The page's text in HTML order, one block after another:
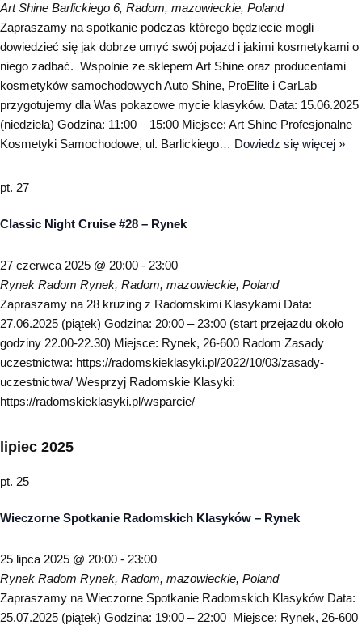
Art Shine Barlickiego 6, Radom, mazowieckie, Poland
Zapraszamy na spotkanie podczas którego będziecie mogli
dowiedzieć się jak dobrze umyć swój pojazd i jakimi kosmetykami o
niego zadbać. Wspolnie ze sklepem Art Shine oraz producentami
kosmetyków samochodowych Auto Shine, ProElite i CarLab
przygotujemy dla Was pokazowe mycie klasyków. Data: 15.06.2025
(niedziela) Godzina: 11:00 – 15:00 Miejsce: Art Shine Profesjonalne
Kosmetyki Samochodowe, ul. Barlickiego… Dowiedz się więcej »
pt. 27
Classic Night Cruise #28 – Rynek
27 czerwca 2025 @ 20:00 - 23:00
Rynek Radom Rynek, Radom, mazowieckie, Poland
Zapraszamy na 28 kruzing z Radomskimi Klasykami Data:
27.06.2025 (piątek) Godzina: 20:00 – 23:00 (start przejazdu około
godziny 22.00-22.30) Miejsce: Rynek, 26-600 Radom Zasady
uczestnictwa: https://radomskieklasyki.pl/2022/10/03/zasady-
uczestnictwa/ Wesprzyj Radomskie Klasyki:
https://radomskieklasyki.pl/wsparcie/
lipiec 2025
pt. 25
Wieczorne Spotkanie Radomskich Klasyków – Rynek
25 lipca 2025 @ 20:00 - 23:00
Rynek Radom Rynek, Radom, mazowieckie, Poland
Zapraszamy na Wieczorne Spotkanie Radomskich Klasyków Data:
25.07.2025 (piątek) Godzina: 19:00 – 22:00 Miejsce: Rynek, 26-600